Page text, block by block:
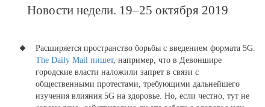
​Новости недели. 19–25 октября 2019
Расширяется пространство борьбы с введением формата 5G.
The Daily Mail пишет, например, что в Девоншире
городские власти наложили запрет в связи с
общественными протестами, требующими дальнейшего
изучения влияния 5G на здоровье. Но, если честно, тут не